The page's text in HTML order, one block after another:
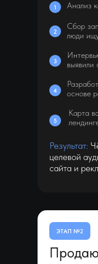
Анализ
Сбор
люди
основе
Карта
Результат:
целевой
сайта и
1
2
3
4
5
ЭТАП №2